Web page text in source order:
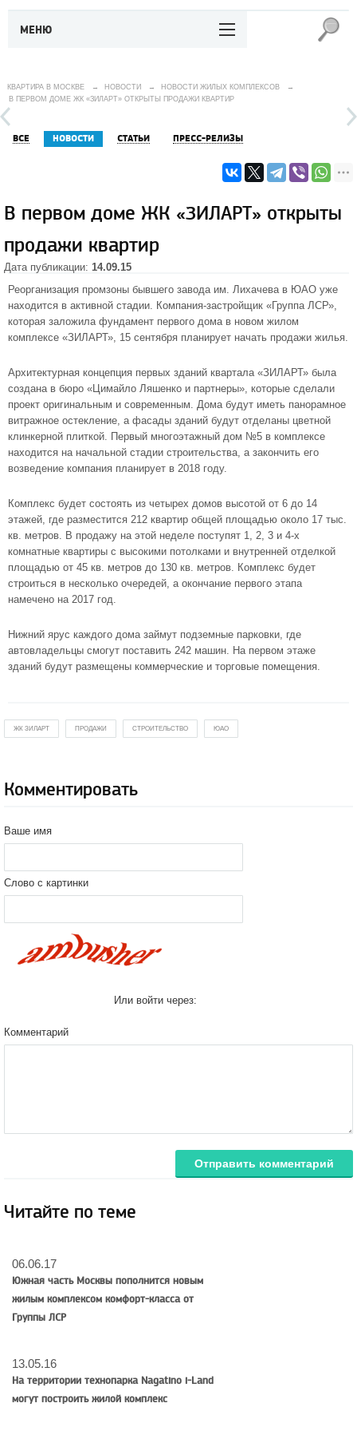
МЕНЮ
КВАРТИРА В МОСКВЕ → НОВОСТИ → НОВОСТИ ЖИЛЫХ КОМПЛЕКСОВ
→
В ПЕРВОМ ДОМЕ ЖК «ЗИЛАРТ» ОТКРЫТЫ ПРОДАЖИ КВАРТИР
ВСЕ НОВОСТИ СТАТЬИ ПРЕСС-РЕЛИЗЫ
В первом доме ЖК «ЗИЛАРТ» открыты
продажи квартир
Дата публикации: 14.09.15
Реорганизация промзоны бывшего завода им. Лихачева в ЮАО уже
находится в активной стадии. Компания-застройщик «Группа ЛСР»,
которая заложила фундамент первого дома в новом жилом
комплексе «ЗИЛАРТ», 15 сентября планирует начать продажи жилья.
Архитектурная концепция первых зданий квартала «ЗИЛАРТ» была
создана в бюро «Цимайло Ляшенко и партнеры», которые сделали
проект оригинальным и современным. Дома будут иметь панорамное
витражное остекление, а фасады зданий будут отделаны цветной
клинкерной плиткой. Первый многоэтажный дом №5 в комплексе
находится на начальной стадии строительства, а закончить его
возведение компания планирует в 2018 году.
Комплекс будет состоять из четырех домов высотой от 6 до 14
этажей, где разместится 212 квартир общей площадью около 17 тыс.
кв. метров. В продажу на этой неделе поступят 1, 2, 3 и 4-х
комнатные квартиры с высокими потолками и внутренней отделкой
площадью от 45 кв. метров до 130 кв. метров. Комплекс будет
строиться в несколько очередей, а окончание первого этапа
намечено на 2017 год.
Нижний ярус каждого дома займут подземные парковки, где
автовладельцы смогут поставить 242 машин. На первом этаже
зданий будут размещены коммерческие и торговые помещения.
ЖК ЗИЛАРТ ПРОДАЖИ СТРОИТЕЛЬСТВО ЮАО
Комментировать
Ваше имя
Слово с картинки
Или войти через:
Комментарий
Отправить комментарий
Читайте по теме
06.06.17
Южная часть Москвы пополнится новым
жилым комплексом комфорт-класса от
Группы ЛСР
13.05.16
На территории технопарка Nagatino i-Land
могут построить жилой комплекс